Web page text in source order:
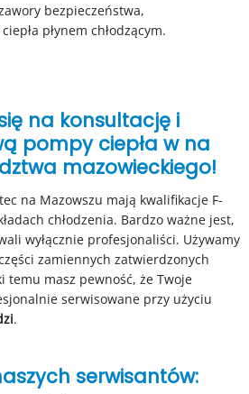
bezpieczeństwa,
płynem chłodzącym.
na konsultację i
pompy ciepła w na
mazowieckiego!
na Mazowszu mają kwalifikacje F-
chłodzenia. Bardzo ważne jest,
wyłącznie profesjonaliści. Używamy
zamiennych zatwierdzonych
temu masz pewność, że Twoje
serwisowane przy użyciu
.
serwisantów: